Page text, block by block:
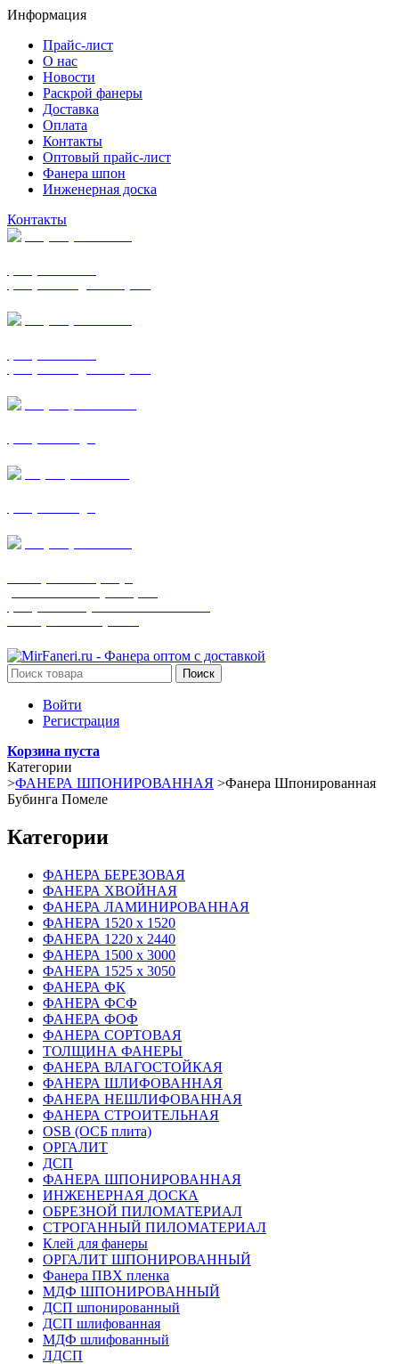
Информация
Прайс-лист
О нас
Новости
Раскрой фанеры
Доставка
Оплата
Контакты
Оптовый прайс-лист
Фанера шпон
Инженерная доска
Контакты
Поиск
Войти
Регистрация
Корзина пуста
Категории
>ФАНЕРА ШПОНИРОВАННАЯ >Фанера Шпонированная
Бубинга Помеле
Категории
ФАНЕРА БЕРЕЗОВАЯ
ФАНЕРА ХВОЙНАЯ
ФАНЕРА ЛАМИНИРОВАННАЯ
ФАНЕРА 1520 х 1520
ФАНЕРА 1220 х 2440
ФАНЕРА 1500 х 3000
ФАНЕРА 1525 х 3050
ФАНЕРА ФК
ФАНЕРА ФСФ
ФАНЕРА ФОФ
ФАНЕРА СОРТОВАЯ
ТОЛЩИНА ФАНЕРЫ
ФАНЕРА ВЛАГОСТОЙКАЯ
ФАНЕРА ШЛИФОВАННАЯ
ФАНЕРА НЕШЛИФОВАННАЯ
ФАНЕРА СТРОИТЕЛЬНАЯ
OSB (ОСБ плита)
ОРГАЛИТ
ДСП
ФАНЕРА ШПОНИРОВАННАЯ
ИНЖЕНЕРНАЯ ДОСКА
ОБРЕЗНОЙ ПИЛОМАТЕРИАЛ
СТРОГАННЫЙ ПИЛОМАТЕРИАЛ
Клей для фанеры
ОРГАЛИТ ШПОНИРОВАННЫЙ
Фанера ПВХ пленка
МДФ ШПОНИРОВАННЫЙ
ДСП шпонированный
ДСП шлифованная
МДФ шлифованный
ЛДСП